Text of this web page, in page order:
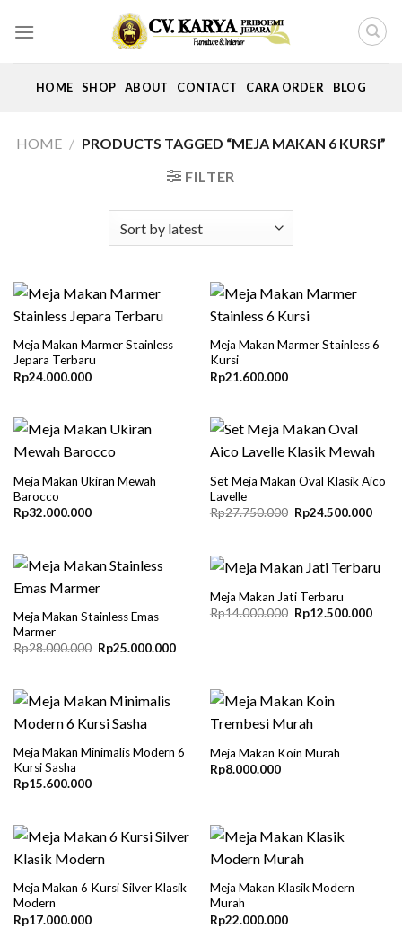
HOME SHOP ABOUT CONTACT CARA ORDER BLOG
HOME / PRODUCTS TAGGED “MEJA MAKAN 6 KURSI”
FILTER
Meja Makan Marmer Stainless
Jepara Terbaru
Rp24.000.000
Meja Makan Marmer Stainless 6
Kursi
Rp21.600.000
Meja Makan Ukiran Mewah
Barocco
Rp32.000.000
Set Meja Makan Oval Klasik Aico
Lavelle
Rp27.750.000 Original
price
Rp24.500.000
Meja Makan Stainless Emas
Marmer
Rp28.000.000 Original
price
Rp25.000.000Current
Meja Makan Jati Terbaru
Rp14.000.000 Original
price
Rp12.500.000
Meja Makan Minimalis Modern 6
Kursi Sasha
Rp15.600.000
Meja Makan Koin Murah
Rp8.000.000
Meja Makan 6 Kursi Silver Klasik
Modern
Rp17.000.000
Meja Makan Klasik Modern
Murah
Rp22.000.000